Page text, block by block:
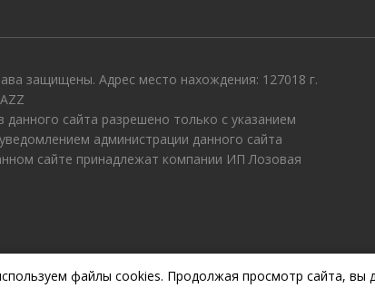
защищены. Адрес место нахождения: 127018 г.
сайта разрешено только с указанием
администрации данного сайта
сайте принадлежат компании ИП Лозовая
файлы cookies. Продолжая просмотр сайта, вы